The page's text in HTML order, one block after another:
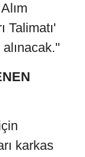
Talimatı'
karkas